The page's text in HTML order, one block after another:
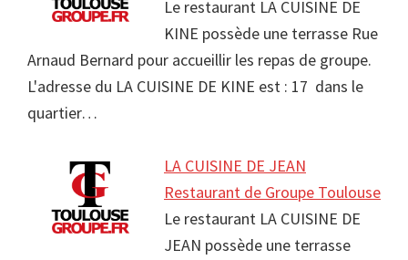
Le restaurant LA CUISINE DE
KINE possède une terrasse Rue
Arnaud Bernard pour accueillir les repas de groupe.
L'adresse du LA CUISINE DE KINE est : 17 dans le
quartier…
LA CUISINE DE JEAN
Restaurant de Groupe Toulouse
Le restaurant LA CUISINE DE
JEAN possède une terrasse